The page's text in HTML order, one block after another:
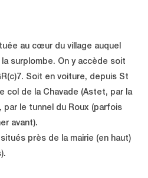
au cœur du village auquel
surplombe. On y accède soit
Soit en voiture, depuis St
col de la Chavade (Astet, par la
par le tunnel du Roux (parfois
avant).
près de la mairie (en haut)